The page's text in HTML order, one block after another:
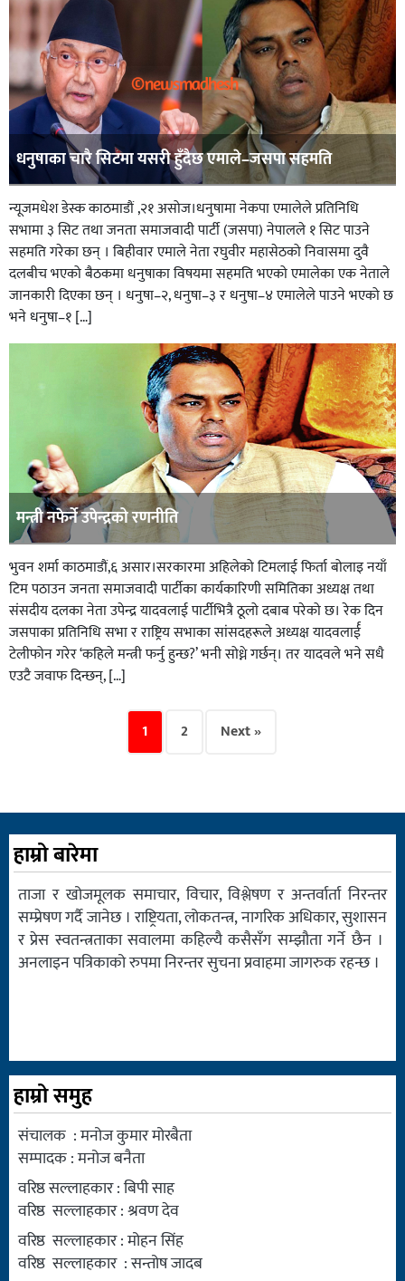
धनुषाका चारै सिटमा यसरी हुँदैछ एमाले–जसपा सहमति
न्यूजमधेश डेस्क काठमाडौं ,२१ असोज।धनुषामा नेकपा एमालेले प्रतिनिधि
सभामा ३ सिट तथा जनता समाजवादी पार्टी (जसपा) नेपालले १ सिट पाउने
सहमति गरेका छन् । बिहीवार एमाले नेता रघुवीर महासेठको निवासमा दुवै
दलबीच भएको बैठकमा धनुषाका विषयमा सहमति भएको एमालेका एक नेताले
जानकारी दिएका छन् । धनुषा–२, धनुषा–३ र धनुषा–४ एमालेले पाउने भएको छ
भने धनुषा–१ […]
मन्त्री नफेर्ने उपेन्द्रको रणनीति
भुवन शर्मा काठमाडौं,६ असार।सरकारमा अहिलेको टिमलाई फिर्ता बोलाइ नयाँ
टिम पठाउन जनता समाजवादी पार्टीका कार्यकारिणी समितिका अध्यक्ष तथा
संसदीय दलका नेता उपेन्द्र यादवलाई पार्टीभित्रै ठूलो दबाब परेको छ। रेक दिन
जसपाका प्रतिनिधि सभा र राष्ट्रिय सभाका सांसदहरूले अध्यक्ष यादवलार्ई
टेलीफोन गरेर ‘कहिले मन्त्री फर्नु हुन्छ?’ भनी सोध्ने गर्छन्। तर यादवले भने सधै
एउटै जवाफ दिन्छन्, […]
1 2 Next »
हाम्रो बारेमा
ताजा र खोजमूलक समाचार, विचार, विश्लेषण र अन्तर्वार्ता निरन्तर
सम्प्रेषण गर्दै जानेछ । राष्ट्रियता, लोकतन्त्र, नागरिक अधिकार, सुशासन
र प्रेस स्वतन्त्रताका सवालमा कहिल्यै कसैसँग सम्झौता गर्ने छैन ।
अनलाइन पत्रिकाको रुपमा निरन्तर सुचना प्रवाहमा जागरुक रहन्छ ।
हाम्रो समुह
संचालक : मनोज कुमार मोरबैता
सम्पादक : मनोज बनैता
वरिष्ठ सल्लाहकार : बिपी साह
वरिष्ठ सल्लाहकार : श्रवण देव
वरिष्ठ सल्लाहकार : मोहन सिंह
वरिष्ठ सल्लाहकार : सन्तोष जादब